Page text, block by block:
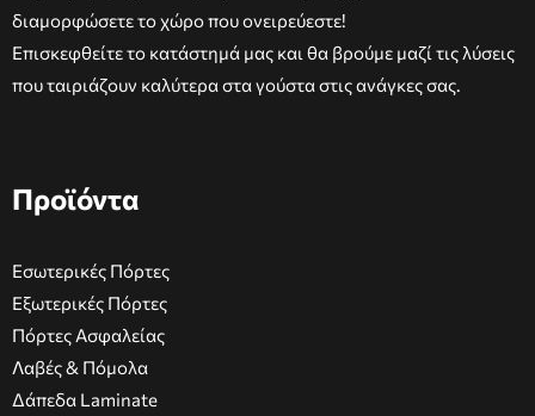
διαμορφώσετε το χώρο που ονειρεύεστε!
Επισκεφθείτε το κατάστημά μας και θα βρούμε μαζί τις λύσεις
που ταιριάζουν καλύτερα στα γούστα στις ανάγκες σας.
Προϊόντα
Εσωτερικές Πόρτες
Εξωτερικές Πόρτες
Πόρτες Ασφαλείας
Λαβές & Πόμολα
Δάπεδα Laminate